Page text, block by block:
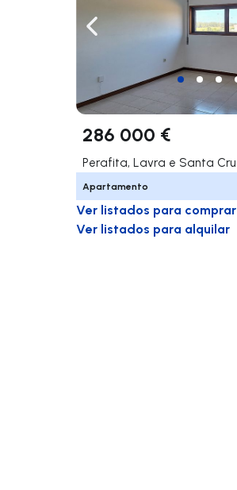
Navega a la izquierda
286 000 €
Apartamento
Ver listados para comprar
Ver listados para alquilar